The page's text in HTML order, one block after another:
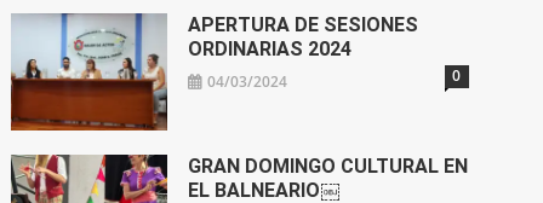
APERTURA DE SESIONES
ORDINARIAS 2024
04/03/2024 0
GRAN DOMINGO CULTURAL EN
EL BALNEARIO￼